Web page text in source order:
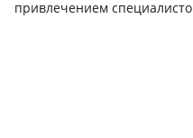
привлечением